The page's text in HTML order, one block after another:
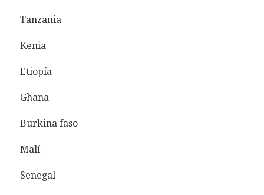
Tanzania
Kenia
Etiopía
Ghana
Burkina faso
Malí
Senegal